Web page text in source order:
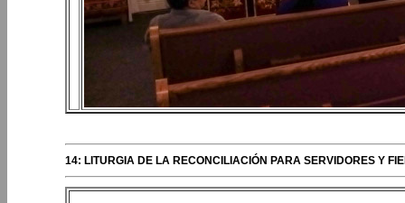
14: LITURGIA DE LA RECONCILIACIÓN PARA SERVIDORES Y